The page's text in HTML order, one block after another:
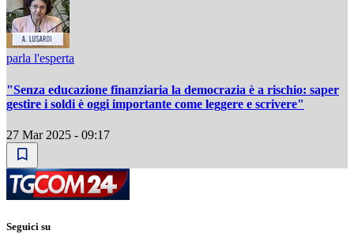
parla l'esperta
"Senza educazione finanziaria la democrazia è a rischio: saper
gestire i soldi è oggi importante come leggere e scrivere"
27 Mar 2025 - 09:17
Seguici su